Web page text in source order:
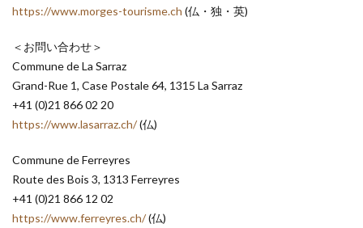
https://www.morges-tourisme.ch (仏・独・英)
＜お問い合わせ＞
Commune de La Sarraz
Grand-Rue 1, Case Postale 64, 1315 La Sarraz
+41 (0)21 866 02 20
https://www.lasarraz.ch/(仏)
Commune de Ferreyres
Route des Bois 3, 1313 Ferreyres
+41 (0)21 866 12 02
https://www.ferreyres.ch/(仏)